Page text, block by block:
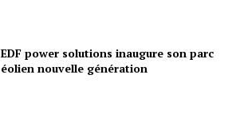
EDF power solutions inaugure son parc
éolien nouvelle génération